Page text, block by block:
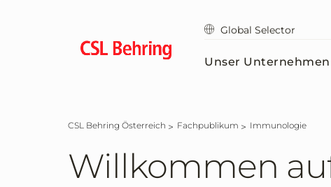
Global Selector
Unser Unternehmen
CSL Behring Österreich Fachpublikum Immunologie
Willkommen